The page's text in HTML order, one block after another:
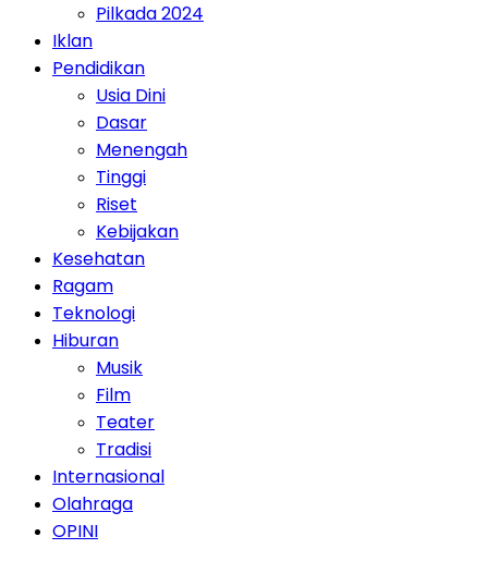
Pilkada 2024
Iklan
Pendidikan
Usia Dini
Dasar
Menengah
Tinggi
Riset
Kebijakan
Kesehatan
Ragam
Teknologi
Hiburan
Musik
Film
Teater
Tradisi
Internasional
Olahraga
OPINI